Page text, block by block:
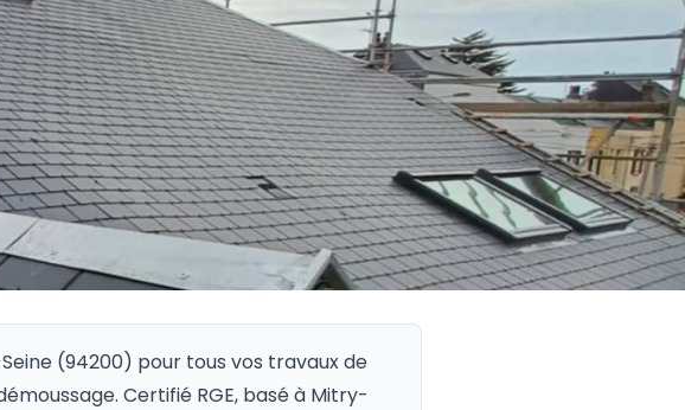
(94200) pour tous vos travaux de
Certifié RGE, basé à Mitry-